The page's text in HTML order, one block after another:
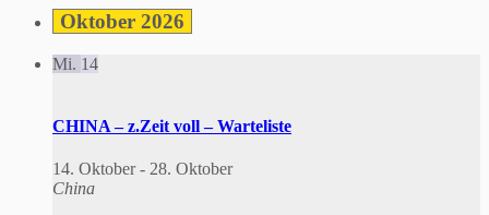
Oktober 2026
Mi. 14
CHINA – z.Zeit voll – Warteliste
14. Oktober- 28. Oktober
China